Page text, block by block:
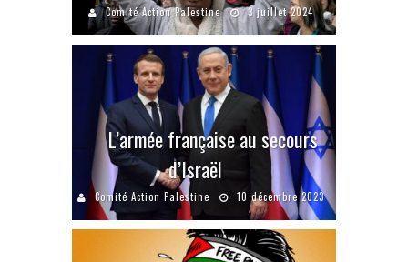
Comité Action Palestine 3 juillet 2024
L’armée française au secours
d’Israël
Comité Action Palestine 10 décembre 2023